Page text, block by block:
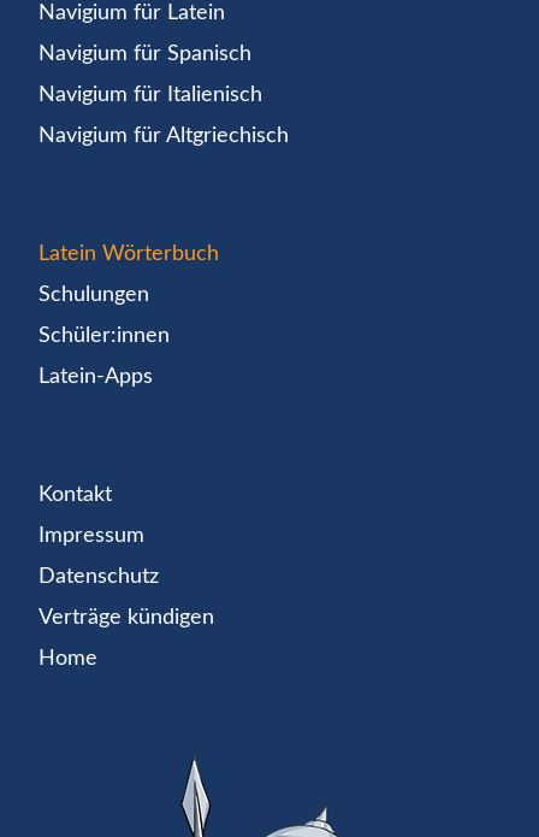
Navigium für Latein
Navigium für Spanisch
Navigium für Italienisch
Navigium für Altgriechisch
Latein Wörterbuch
Schulungen
Schüler:innen
Latein-Apps
Kontakt
Impressum
Datenschutz
Verträge kündigen
Home